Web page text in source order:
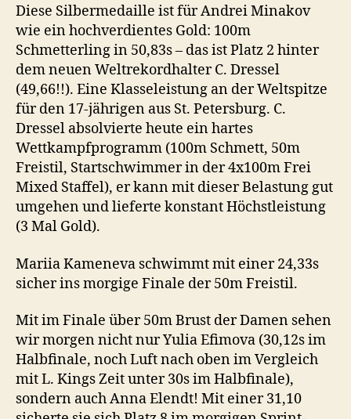
Diese Silbermedaille ist für Andrei Minakov
wie ein hochverdientes Gold: 100m
Schmetterling in 50,83s – das ist Platz 2 hinter
dem neuen Weltrekordhalter C. Dressel
(49,66!!). Eine Klasseleistung an der Weltspitze
für den 17-jährigen aus St. Petersburg. C.
Dressel absolvierte heute ein hartes
Wettkampfprogramm (100m Schmett, 50m
Freistil, Startschwimmer in der 4x100m Frei
Mixed Staffel), er kann mit dieser Belastung gut
umgehen und lieferte konstant Höchstleistung
(3 Mal Gold).
Mariia Kameneva schwimmt mit einer 24,33s
sicher ins morgige Finale der 50m Freistil.
Mit im Finale über 50m Brust der Damen sehen
wir morgen nicht nur Yulia Efimova (30,12s im
Halbfinale, noch Luft nach oben im Vergleich
mit L. Kings Zeit unter 30s im Halbfinale),
sondern auch Anna Elendt! Mit einer 31,10